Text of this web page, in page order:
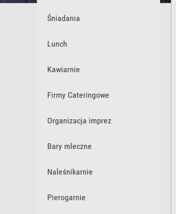
Śniadania
Lunch
Kawiarnie
Firmy Cateringowe
Organizacja imprez
Bary mleczne
Naleśnikarnie
Pierogarnie